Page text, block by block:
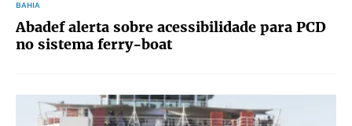
BAHIA
Abadef alerta sobre acessibilidade para PCD
no sistema ferry-boat